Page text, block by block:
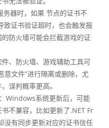
务器时，如果 节点的证书不
致证书验证超时，也会触发报
防火墙可能会拦截游戏的证
件、防火墙、游戏辅助工具可
意文件”进行隔离或删除，尤
误判概率更高。
：Windows系统更新后，可能
不兼容，比如更新了.NET Fr
没有同步更新对应的证书信任